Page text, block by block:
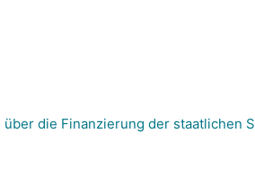
die Finanzierung der staatlichen